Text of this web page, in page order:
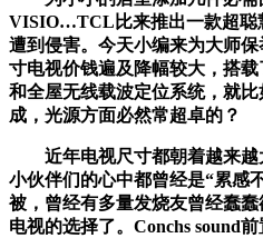
VISIO…TCL比来推出一款超聪
遭到侵害。今天小编来为大师
寸电视价钱遍及降幅较大，搭
和全屋无线载波定位系统，就
成，光源方面必然常超卓的？
近年电视尺寸都朝着越来越
小伙伴们的心中都曾经是“累感
被，曾经有多量发烧友曾经蠢
电视的选择了。Conchs sound